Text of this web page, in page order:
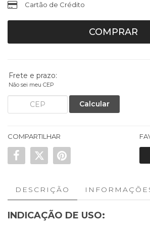
Cartão de Crédito
COMPRAR
Frete e prazo:
Não sei meu CEP
Calcular
COMPARTILHAR
DESCRIÇÃO
INDICAÇÃO DE USO: